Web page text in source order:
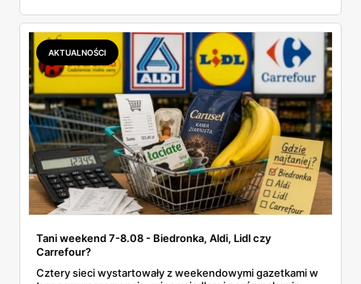
zawsze wygrywa — ta sama kawa ziarnista kosztuje w
Makro ponad dwa razy więcej niż w weekendowej
promocji dyskontu.
AKTUALNOŚCI
Tani weekend 7-8.08 - Biedronka, Aldi, Lidl czy
Carrefour?
Cztery sieci wystartowały z weekendowymi gazetkami w